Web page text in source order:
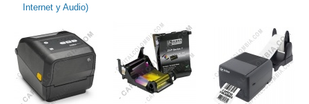
Internet y Audio)